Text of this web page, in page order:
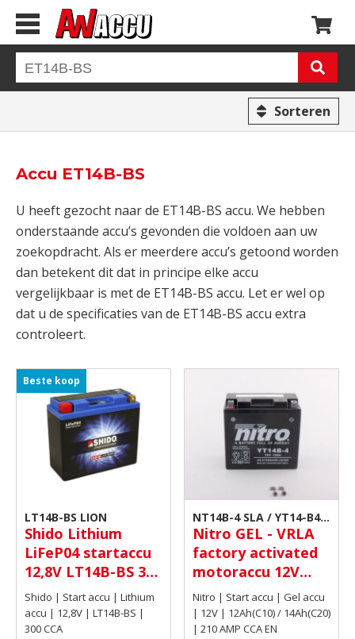
Sorteren
Accu ET14B-BS
U heeft gezocht naar de ET14B-BS accu. We hebben
onderstaande accu’s gevonden die voldoen aan uw
zoekopdracht. Als er meerdere accu’s getoond worden
dan betekent dit dat in principe elke accu
vergelijkbaar is met de ET14B-BS accu. Let er wel op
dat u de specificaties van de ET14B-BS accu extra
controleert.
Beste koop
LT14B-BS LION
Shido Lithium
LiFeP04 startaccu
12,8V LT14B-BS 300
CCA
Shido | Start accu | Lithium
accu | 12,8V | LT14B-BS |
300 CCA
NT14B-4 SLA / YT14-B4
GEL
Nitro GEL - VRLA
factory activated
motoraccu 12V
12Ah(C10) /
14Ah(C20) 210 AMP
CCA EN
Nitro | Start accu | Gel accu
| 12V | 12Ah(C10) / 14Ah(C20)
| 210 AMP CCA EN